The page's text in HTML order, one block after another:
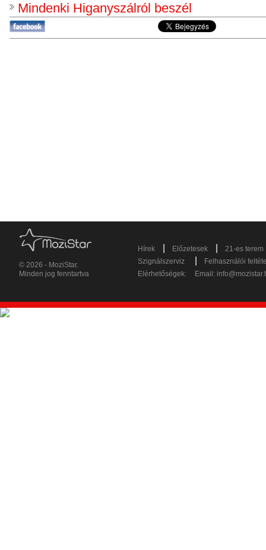
Mindenki Higanyszálról beszél
© 2026 - MoziStar.
Minden jog fenntartva
Hírek Előzetesek
21-es terem
Szignálszerviz
Felhasználói
Elérhetőségek:
Email: